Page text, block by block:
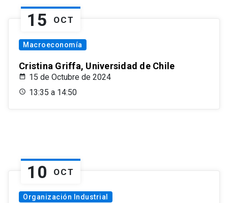
15 OCT
Macroeconomía
Cristina Griffa, Universidad de Chile
15 de Octubre de 2024
13:35 a 14:50
10 OCT
Organización Industrial